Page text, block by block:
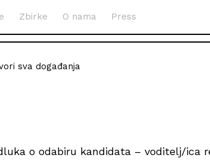
Zbirke O nama Press
sva događanja
o odabiru kandidata – voditelj/ica